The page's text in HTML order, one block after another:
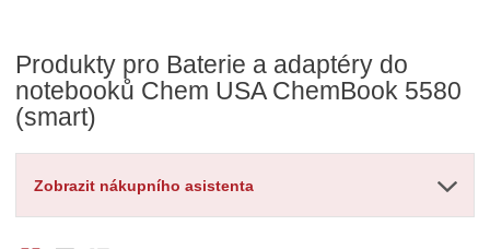
Produkty pro Baterie a adaptéry do
notebooků Chem USA ChemBook 5580
(smart)
Zobrazit nákupního asistenta